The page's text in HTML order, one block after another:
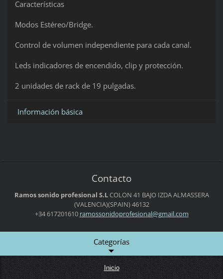
Características
Modos Estéreo/Bridge.
Control de volumen independiente para cada canal.
Leds indicadores de encendido, clip y protección.
2 unidades de rack de 19 pulgadas.
Información básica
Contacto
Ramos sonido profesional S.LCOLON 41 BAJO IZDAALMASSERA
(VALENCIA)(SPAIN)46132
+34 617201610 ramossonidoprofesional@gmail.com
Categorías
Inicio